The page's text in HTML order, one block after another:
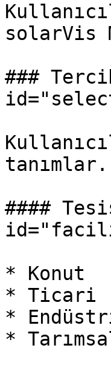
solarVis
###
tanımlar.
####
* Konut
* Ticari
*
*